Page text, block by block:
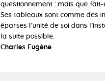
questionnement : mais que
Ses tableaux sont comme des
éparses l’unité de soi dans
la suite possible.
Charles Eugène